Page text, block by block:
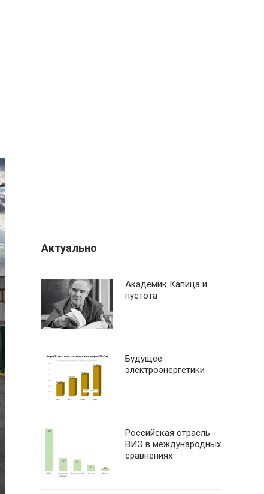
Актуально
Академик Капица и
пустота
Будущее
электроэнергетики
Российская отрасль
ВИЭ в международных
сравнениях